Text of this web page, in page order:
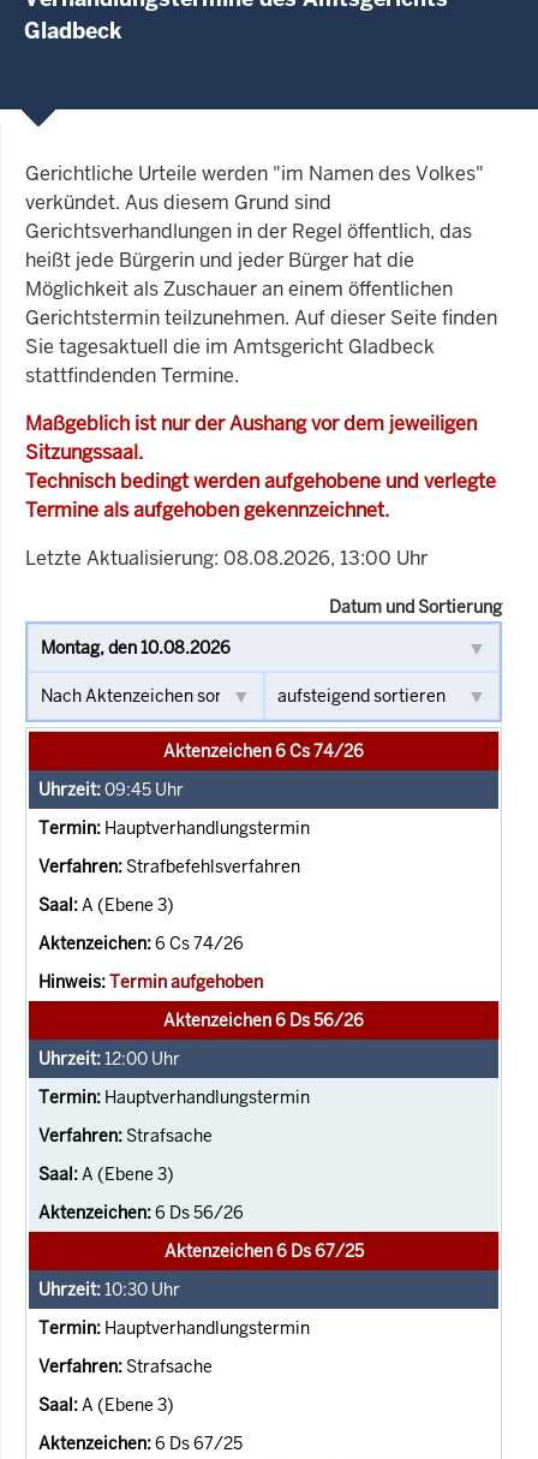
Gladbeck
Gerichtliche Urteile werden "im Namen des Volkes"
verkündet. Aus diesem Grund sind
Gerichtsverhandlungen in der Regel öffentlich, das
heißt jede Bürgerin und jeder Bürger hat die
Möglichkeit als Zuschauer an einem öffentlichen
Gerichtstermin teilzunehmen. Auf dieser Seite finden
Sie tagesaktuell die im Amtsgericht Gladbeck
stattfindenden Termine.
Maßgeblich ist nur der Aushang vor dem jeweiligen
Sitzungssaal.
Technisch bedingt werden aufgehobene und verlegte
Termine als aufgehoben gekennzeichnet.
Letzte Aktualisierung: 08.08.2026, 13:00 Uhr
Datum und Sortierung
Aktenzeichen 6 Cs 74/26
09:45 Uhr
Hauptverhandlungstermin
Strafbefehlsverfahren
A (Ebene 3)
6 Cs 74/26
Termin aufgehoben
Aktenzeichen 6 Ds 56/26
12:00 Uhr
Hauptverhandlungstermin
Strafsache
A (Ebene 3)
6 Ds 56/26
Aktenzeichen 6 Ds 67/25
10:30 Uhr
Hauptverhandlungstermin
Strafsache
A (Ebene 3)
6 Ds 67/25